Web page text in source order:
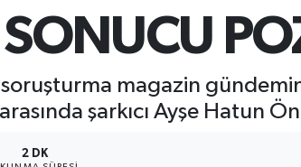
magazin
şarkıcı Ayşe Hatun
2 DK